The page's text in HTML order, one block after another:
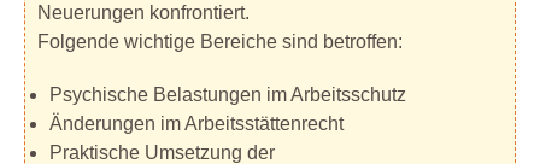
Neuerungen konfrontiert.
Folgende wichtige Bereiche sind betroffen:
Psychische Belastungen im Arbeitsschutz
Änderungen im Arbeitsstättenrecht
Praktische Umsetzung der